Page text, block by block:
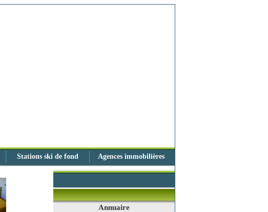
Stations ski de fond Agences immobilières
Annuaire